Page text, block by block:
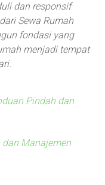
dan responsif
Sewa Rumah
fondasi yang
menjadi tempat
Pindah dan
dan Manajemen